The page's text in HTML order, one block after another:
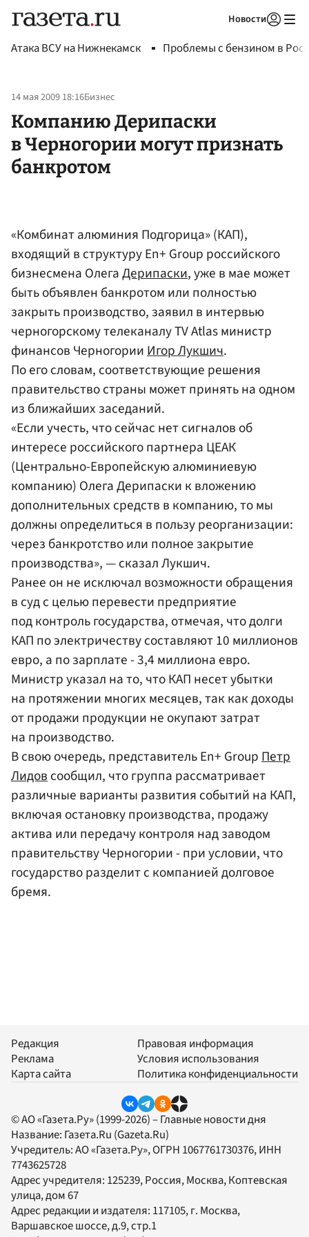
Новости
Атака ВСУ на Нижнекамск Проблемы с бензином в
14 мая 2009 18:16Бизнес
Компанию Дерипаски
в Черногории могут признать
банкротом
«Комбинат алюминия Подгорица» (КАП),
входящий в структуру En+ Group российского
бизнесмена ОлегаДерипаски, уже в мае может
быть объявлен банкротом или полностью
закрыть производство, заявил в интервью
черногорскому телеканалу TV Atlas министр
финансов ЧерногорииИгор Лукшич.
По его словам, соответствующие решения
правительство страны может принять на одном
из ближайших заседаний.
«Если учесть, что сейчас нет сигналов об
интересе российского партнера ЦЕАК
(Центрально-Европейскую алюминиевую
компанию) Олега Дерипаски к вложению
дополнительных средств в компанию, то мы
должны определиться в пользу реорганизации:
через банкротство или полное закрытие
производства», — сказал Лукшич.
Ранее он не исключал возможности обращения
в суд с целью перевести предприятие
под контроль государства, отмечая, что долги
КАП по электричеству составляют 10 миллионов
евро, а по зарплате - 3,4 миллиона евро.
Министр указал на то, что КАП несет убытки
на протяжении многих месяцев, так как доходы
от продажи продукции не окупают затрат
на производство.
В свою очередь, представитель En+ GroupПетр
Лидовсообщил, что группа рассматривает
различные варианты развития событий на КАП,
включая остановку производства, продажу
актива или передачу контроля над заводом
правительству Черногории - при условии, что
государство разделит с компанией долговое
бремя.
Редакция
Реклама
Карта сайта
Правовая информация
Условия использования
Политика конфиденциальности
© АО «Газета.Ру» (1999-2026) – Главные новости дня
Название: Газета.Ru (Gazeta.Ru)
Учредитель:АО «Газета.Ру», ОГРН 1067761730376, ИНН
7743625728
Адрес учредителя: 125239, Россия, Москва, Коптевская
улица, дом 67
Адрес редакции и издателя: 117105, г. Москва,
Варшавское шоссе, д.9, стр.1